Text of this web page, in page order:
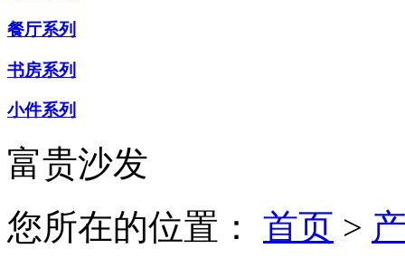
餐厅系列
书房系列
小件系列
富贵沙发
您所在的位置： 首页 >